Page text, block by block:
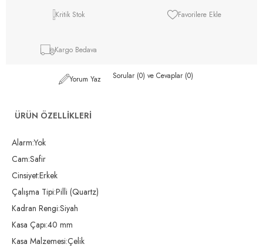
Kritik Stok Favorilere Ekle
Kargo Bedava
Yorum Yaz Sorular (0) ve Cevaplar (0)
ÜRÜN ÖZELLIKLERI
Alarm:Yok
Cam:Safir
Cinsiyet:Erkek
Çalışma Tipi:Pilli (Quartz)
Kadran Rengi:Siyah
Kasa Çapı:40 mm
Kasa Malzemesi:Çelik